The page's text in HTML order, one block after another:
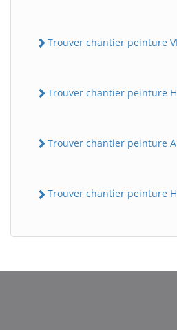
Trouver chantier peinture
Trouver chantier peinture
Trouver chantier peinture
Trouver chantier peinture
B Assistant en ligne
B